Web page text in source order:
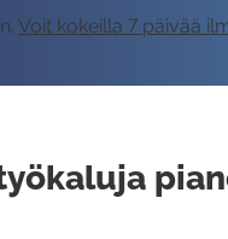
Voit kokeilla 7 päivää